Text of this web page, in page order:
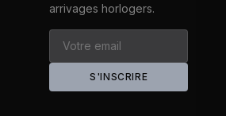
arrivages horlogers.
S'INSCRIRE